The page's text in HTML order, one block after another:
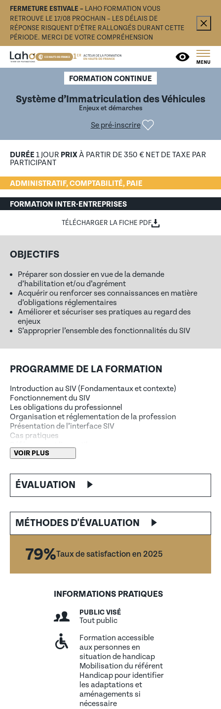
FERMETURE ESTIVALE – LAHO FORMATION VOUS
RETROUVE LE 17/08 PROCHAIN – LES DÉLAIS DE
RÉPONSE RISQUENT D’ÊTRE RALLONGÉS DURANT CETTE
PÉRIODE. MERCI DE VOTRE COMPRÉHENSION
MENU
FORMATION CONTINUE
Système d’Immatriculation des Véhicules
Enjeux et démarches
Se pré-inscrire
DURÉE1 JOUR PRIXÀ PARTIR DE 350 € NET DE TAXE PAR
PARTICIPANT
ADMINISTRATIF, COMPTABILITÉ, PAIE
FORMATION INTER-ENTREPRISES
TÉLÉCHARGER LA FICHE PDF
OBJECTIFS
Préparer son dossier en vue de la demande
d’habilitation et/ou d’agrément
Acquérir ou renforcer ses connaissances en matière
d’obligations réglementaires
Améliorer et sécuriser ses pratiques au regard des
enjeux
S’approprier l’ensemble des fonctionnalités du SIV
PROGRAMME DE LA FORMATION
Introduction au SIV (Fondamentaux et contexte)
Fonctionnement du SIV
Les obligations du professionnel
Organisation et réglementation de la profession
Présentation de l’interface SIV
Cas pratiques
VOIR PLUS
ÉVALUATION
MÉTHODES D'ÉVALUATION
79%Taux de satisfaction en 2025
INFORMATIONS PRATIQUES
PUBLIC VISÉ
Tout public
Formation accessible
aux personnes en
situation de handicap
Mobilisation du référent
Handicap pour identifier
les adaptations et
aménagements si
nécessaire